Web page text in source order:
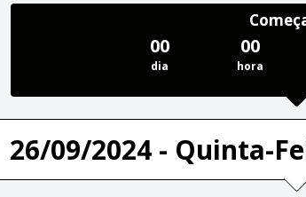
00
dia
00
hora
26/09/2024 - Quinta-